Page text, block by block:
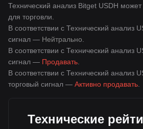
Технический анализ Bitget USDH
для торговли.
В соответствии с Технический анализ
сигнал — Нейтрально
В соответствии с Технический анализ
сигнал — Продавать
В соответствии с Технический анализ
торговый сигнал — Активно продавать
Технические